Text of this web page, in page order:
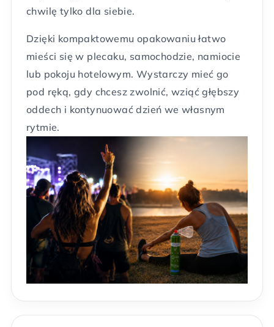
chwilę tylko dla siebie.
Dzięki kompaktowemu opakowaniu łatwo
mieści się w plecaku, samochodzie, namiocie
lub pokoju hotelowym. Wystarczy mieć go
pod ręką, gdy chcesz zwolnić, wziąć głębszy
oddech i kontynuować dzień we własnym
rytmie.